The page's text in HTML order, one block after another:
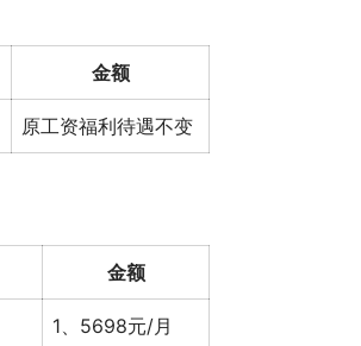
金额
原工资福利待遇不变
金额
1、5698元/月